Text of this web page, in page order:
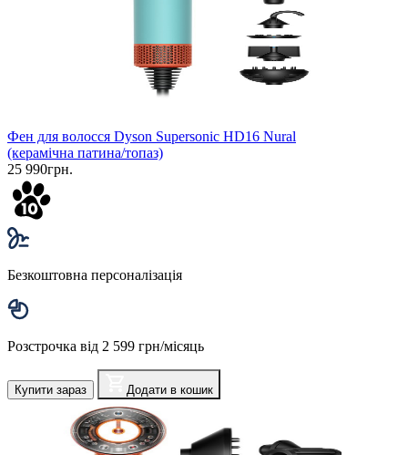
Фен для волосся Dyson Supersonic HD16 Nural
(керамічна патина/топаз)
25 990грн.
Безкоштовна персоналізація
Розстрочка від 2 599 грн/місяць
Купити зараз Додати в кошик